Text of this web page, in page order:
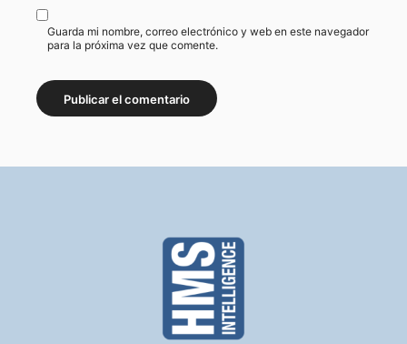
Guarda mi nombre, correo electrónico y web en este navegador
para la próxima vez que comente.